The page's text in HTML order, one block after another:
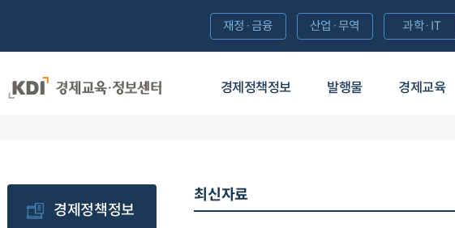
경제정책정보 발행물 경제교육
재정·금융 산업·무역 과학·IT
경제정책정보
최신자료